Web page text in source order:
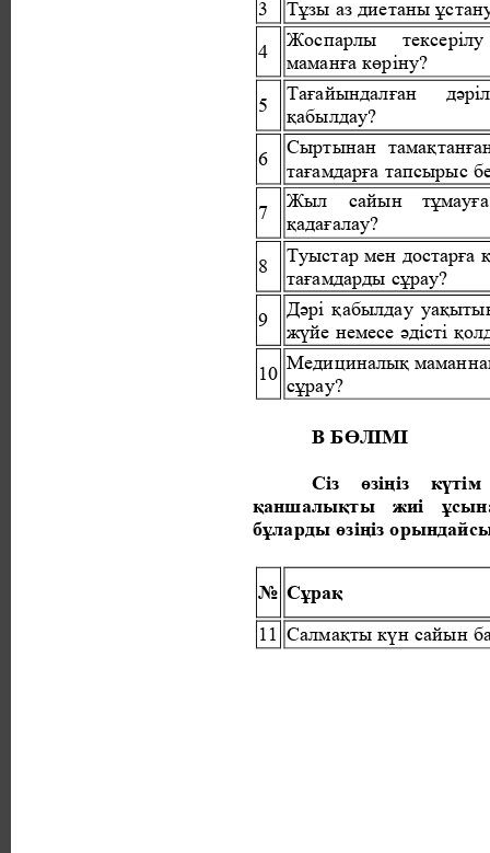
3
Тұзы аз диетаны
4
Жоспарлы
тексерілу
маманға көріну?
5
Тағайындалған
қабылдау?
6
Сыртынан
тағамдарға тапсырыс
7
Жыл сайын
қадағалау?
8
Туыстар мен достарға
тағамдарды сұрау?
9
Дәрі қабылдау
жүйе немесе әдісті
10
Медициналық
сұрау?
B БӨЛІМІ
Сіз өзіңіз
күтім
қаншалықты жиі
бұларды өзіңіз
№ Сұрақ
11 Салмақты күн сайын